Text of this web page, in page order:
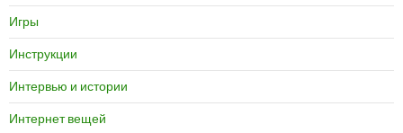
Игры
Инструкции
Интервью и истории
Интернет вещей